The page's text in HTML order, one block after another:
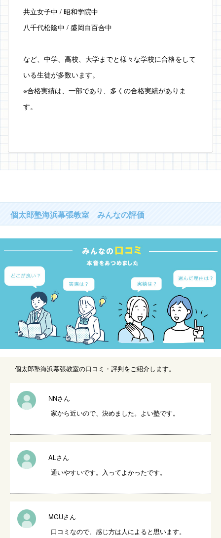
共立女子中 / 昭和学院中
八千代松陰中 / 盛岡白百合中
など、中学、高校、大学までと様々な学校に合格をして
いる生徒が多数います。
※合格実績は、一部であり、多くの合格実績がありま
す。
個太郎塾海浜幕張教室 みんなの評価
個太郎塾海浜幕張教室の口コミ・評判をご紹介します。
NNさん
家から近いので、決めました。よい塾です。
ALさん
通いやすいです。入ってよかったです。
MGUさん
口コミなので、感じ方は人によると思います。